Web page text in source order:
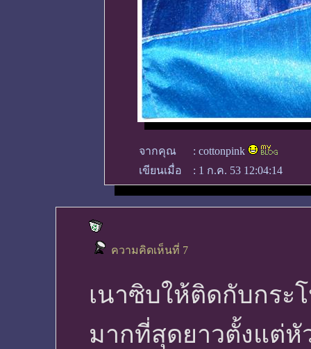
จากคุณ : cottonpink
เขียนเมื่อ
: 1 ก.ค. 53 12:04:14
ความคิดเห็นที่ 7
เนาซิบให้ติดกับกระ
มากที่สุดยาวตั้งแต่หั